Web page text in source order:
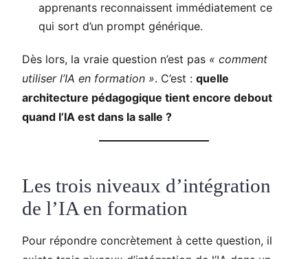
apprenants reconnaissent immédiatement ce
qui sort d’un prompt générique.
Dès lors, la vraie question n’est pas « comment
utiliser l’IA en formation ». C’est : quelle
architecture pédagogique tient encore debout
quand l’IA est dans la salle ?
Les trois niveaux d’intégration
de l’IA en formation
Pour répondre concrètement à cette question, il